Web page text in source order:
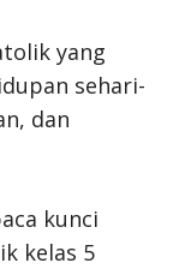
yang
sehari-
dan
kunci
kelas 5